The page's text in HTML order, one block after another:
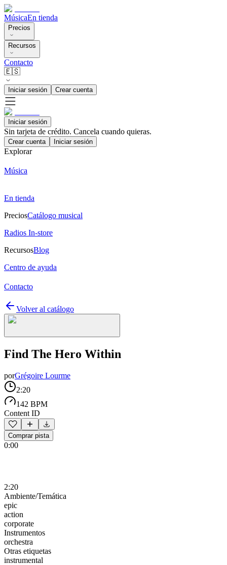
MúsicaEn tienda
Precios
Recursos
Contacto
🇪🇸
Iniciar sesión Crear cuenta
Iniciar sesión
Sin tarjeta de crédito. Cancela cuando quieras.
Crear cuenta Iniciar sesión
Explorar
Música
En tienda
PreciosCatálogo musical
Radios In-store
RecursosBlog
Centro de ayuda
Contacto
Volver al catálogo
Find The Hero Within
porGrégoire Lourme
2:20
142 BPM
Content ID
Comprar pista
0:00
2:20
Ambiente/Temática
epic
action
corporate
Instrumentos
orchestra
Otras etiquetas
instrumental